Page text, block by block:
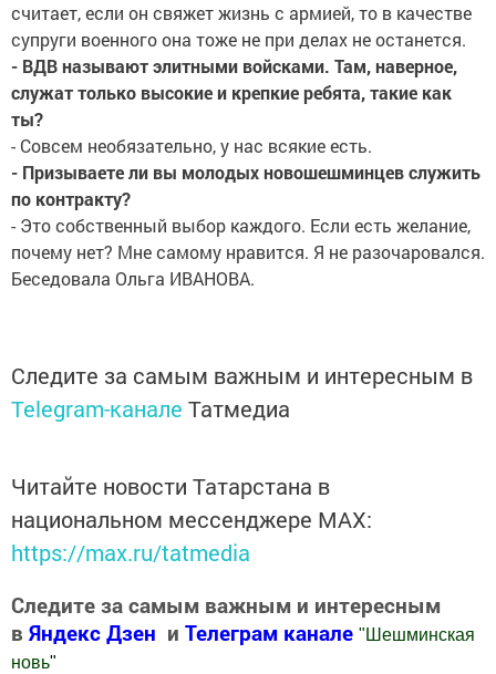
считает, если он свяжет жизнь с армией, то в качестве
супруги военного она тоже не при делах не останется.
- ВДВ называют элитными войсками. Там, наверное,
служат только высокие и крепкие ребята, такие как
ты?
- Совсем необязательно, у нас всякие есть.
- Призываете ли вы молодых новошешминцев служить
по контракту?
- Это собственный выбор каждого. Если есть желание,
почему нет? Мне самому нравится. Я не разочаровался.
Беседовала Ольга ИВАНОВА.
Следите за самым важным и интересным в
Telegram-канале Татмедиа
Читайте новости Татарстана в
национальном мессенджере MАХ:
https://max.ru/tatmedia
Следите за самым важным и интересным
в Яндекс Дзен и Телеграм канале " Шешминская
новь"